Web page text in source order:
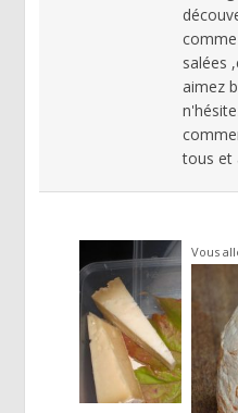
salées
aimez
tous et
Vous